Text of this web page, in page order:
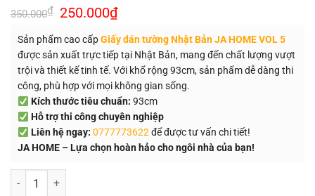
350.000₫ Giá
gốc
350.000₫.
250.000₫Giá
hiện
là:
250.000₫.
Sản phẩm cao cấpGiấy dán tường Nhật Bản JA HOME VOL 5
được sản xuất trực tiếp tại Nhật Bản, mang đến chất lượng vượt
trội và thiết kế tinh tế. Với khổ rộng 93cm, sản phẩm dễ dàng thi
công, phù hợp với mọi không gian sống.
Kích thước tiêu chuẩn: 93cm
Hỗ trợ thi công chuyên nghiệp
Liên hệ ngay: 0777773622để được tư vấn chi tiết!
JA HOME – Lựa chọn hoàn hảo cho ngôi nhà của bạn!
Số lượng